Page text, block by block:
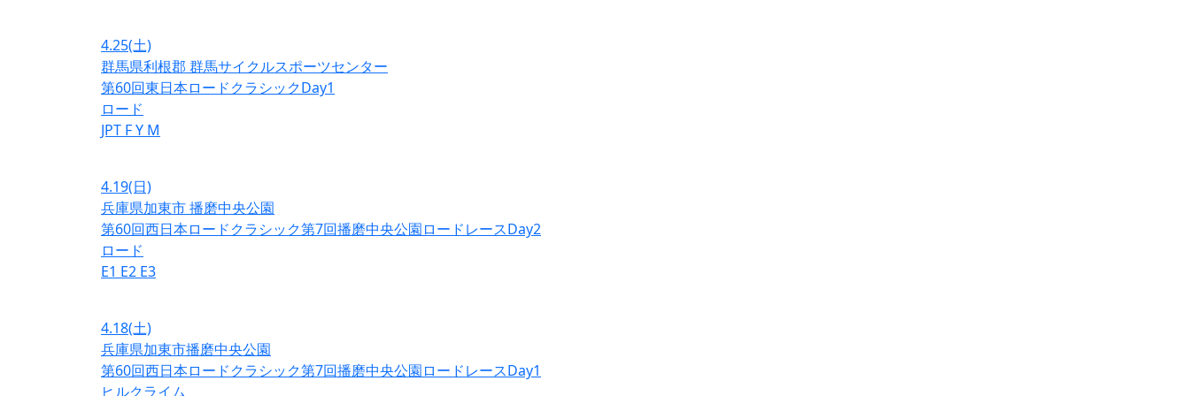
4.25(土)
群馬県利根郡 群馬サイクルスポーツセンター
第60回東日本ロードクラシックDay1
ロード
JPT FY M
4.19(日)
兵庫県加東市 播磨中央公園
第60回西日本ロードクラシック第7回播磨中央公園ロードレースDay2
ロード
E1 E2 E3
4.18(土)
兵庫県加東市播磨中央公園
第60回西日本ロードクラシック第7回播磨中央公園ロードレースDay1
ヒルクライム